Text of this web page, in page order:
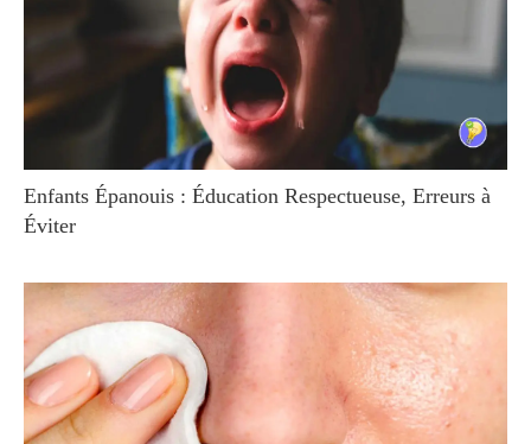
Enfants Épanouis : Éducation Respectueuse, Erreurs à
Éviter